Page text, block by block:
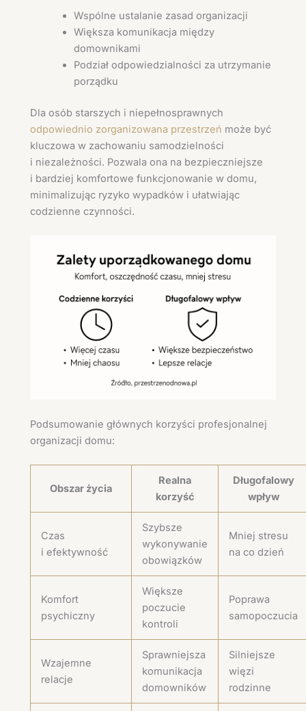
Wspólne ustalanie zasad organizacji
Większa komunikacja między
domownikami
Podział odpowiedzialności za utrzymanie
porządku
Dla osób starszych i niepełnosprawnych
odpowiednio zorganizowana przestrzeń może być
kluczowa w zachowaniu samodzielności
i niezależności. Pozwala ona na bezpieczniejsze
i bardziej komfortowe funkcjonowanie w domu,
minimalizując ryzyko wypadków i ułatwiając
codzienne czynności.
Podsumowanie głównych korzyści profesjonalnej
organizacji domu:
Obszar życia
Realna
korzyść
Długofalowy
wpływ
Czas
i efektywność
Szybsze
wykonywanie
obowiązków
Mniej stresu
na co dzień
Komfort
psychiczny
Większe
poczucie
kontroli
Poprawa
samopoczucia
Wzajemne
relacje
Sprawniejsza
komunikacja
domowników
Silniejsze
więzi
rodzinne